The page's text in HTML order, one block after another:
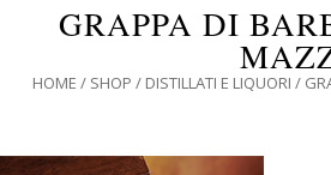
GRAPPA DI
HOME / SHOP / DISTILLATI E LIQUORI /